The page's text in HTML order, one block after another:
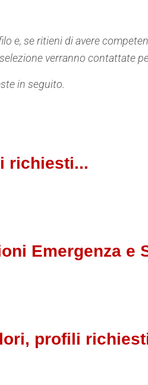
e, se ritieni di avere
verranno contattate
in seguito.
richiesti...
Emergenza
profili